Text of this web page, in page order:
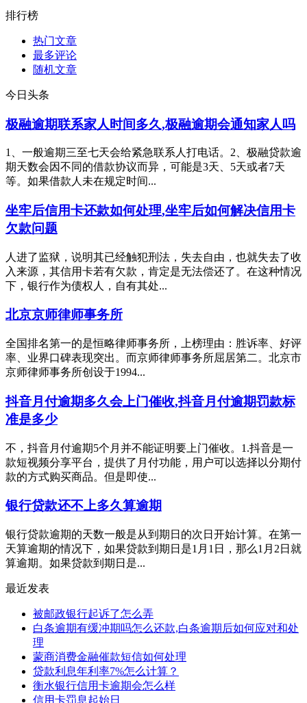
排行榜
热门文章
最多评论
随机文章
今日头条
极融逾期联系家人时间多久,极融逾期会通知家人吗
1、一般逾期三至七天会给紧急联系人打电话。2、极融贷款逾
期天数会因不同的借款协议而异，可能是3天、5天或者7天
等。如果借款人未在规定时间...
坐牢后信用卡还款如何处理,坐牢后如何解决信用卡
欠款问题
人进了监狱，说明其已经触犯刑法，失去自由，也就失去了收
入来源，其信用卡若有欠款，肯定是无法偿还了。在这种情况
下，银行作为债权人，自有其处...
北京京师律师事务所
全国排名第一的是恒略律师事务所，上榜理由：胜诉率、好评
率、业界口碑表现突出。而京师律师事务所屈居第二。北京市
京师律师事务所创设于1994...
抖音月付逾期多久会上门催收,抖音月付逾期罚款标
准是多少
不，抖音月付逾期5个月并不能证明要上门催收。1.抖音是一
款短视频分享平台，提供了月付功能，用户可以选择以分期付
款的方式购买商品。但是即使...
银行贷款还不上多久算逾期
银行贷款逾期的天数一般是从到期日的次日开始计算。在第一
天算逾期的情况下，如果贷款到期日是1月1日，那么1月2日就
算逾期。如果贷款到期日是...
最近发表
被邮政银行起诉了怎么弄
白条逾期有缓冲期吗怎么还款,白条逾期后如何应对和处
理
蒙商消费金融催款短信如何处理
贷款利息年利率7%怎么计算？
衡水银行信用卡逾期会怎么样
信用卡罚息起始日